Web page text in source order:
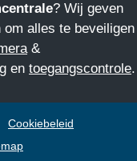
? Wij geven
alles te beveiligen
&
en toegangscontrole.
Cookiebeleid